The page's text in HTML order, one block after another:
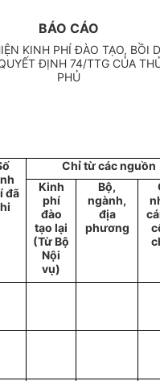
BÁO CÁO
KINH PHÍ ĐÀO TẠO, BỒI
ĐỊNH 74/TTG CỦA
PHỦ
đã
Chỉ từ các nguồn
Kinh
phí
đào
tạo lại
(Từ Bộ
Nội
vụ)
Bộ,
ngành,
địa
phương